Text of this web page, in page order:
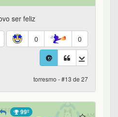
ser feliz
0 0
torresmo - #13 de 27
99º